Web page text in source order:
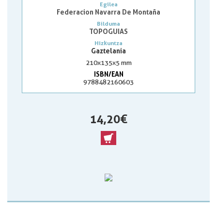
Egilea
Federacion Navarra De Montaña
Bilduma
TOPOGUIAS
Hizkuntza
Gaztelania
210x135x5 mm
ISBN/EAN
9788482160603
14,20 €